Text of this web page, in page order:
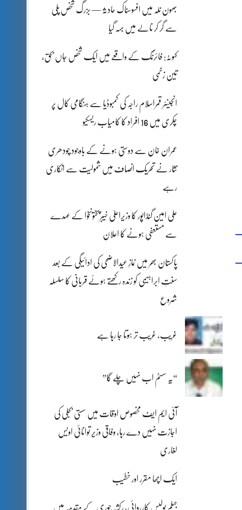
بھون نلہ میں افسوسناک حادثہ — بزرگ شخص پلی
سے گر کر نالے میں بہہ گیا
کہوٹہ: فائرنگ کے واقعے میں ایک شخص جاں بحق،
تین زخمی
انجینئر قمراسلام راجہ کی کمبوڈیا سے ہنگامی کال پر
چکری میں 16 افراد کا کامیاب ریسکیو
عمران خان سے دوستی ہونے کے باوجود چودھری
نثار نے تحریک انصاف میں شمولیت سے انکاری
رہے
علی امین گنڈاپور کا وزیراعلیٰ خیبرپختونخوا کے عہدے
سے مستعفی ہونے کا اعلان
پاکستان بھر میں نمازِ عیدالاضحی کی ادائیگی کے بعد
سنتِ ابراہیمی کو زندہ رکھتے ہوئے قربانی کا سلسلہ
شروع
غریب، غریب تر ہوتا جا رہا ہے
“یہ سسٹم اب نہیں چلے گا”
آئی ایم ایف مخصوص اوقات میں سستی بجلی کی
اجازت نہیں دے رہا، وفاقی وزیر توانائی اویس
لغاری
ایک اچھا مقرر اور خطیب
جہلم پولیس کارروائی، رکشہ چوری کے مقدمہ میں